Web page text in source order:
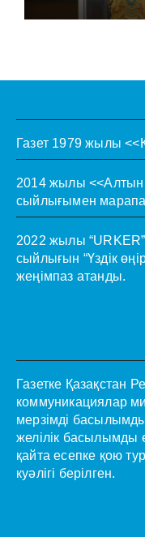
Газет 1979 жылы
2014 жылы
сыйлығымен
2022 жылы
сыйлығын “Үздік
жеңімпаз атанды.
Газетке Қазақстан
коммуникациялар
мерзімді
желілік басылымды
қайта есепке қою
куәлігі берілген.